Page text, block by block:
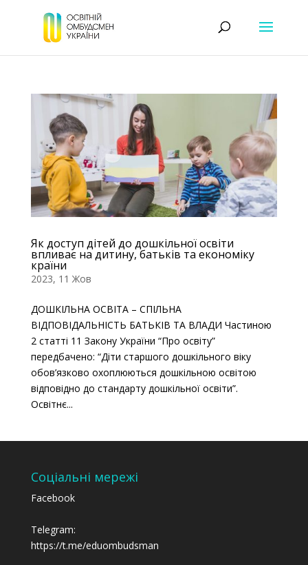
Як доступ дітей до дошкільної освіти
впливає на дитину, батьків та економіку
країни
2023, 11 Жов
ДОШКІЛЬНА ОСВІТА – СПІЛЬНА
ВІДПОВІДАЛЬНІСТЬ БАТЬКІВ ТА ВЛАДИ Частиною
2 статті 11 Закону України “Про освіту”
передбачено: “Діти старшого дошкільного віку
обов’язково охоплюються дошкільною освітою
відповідно до стандарту дошкільної освіти”.
Освітнє...
Соціальні мережі
Facebook
Telegram:
https://t.me/eduombudsman